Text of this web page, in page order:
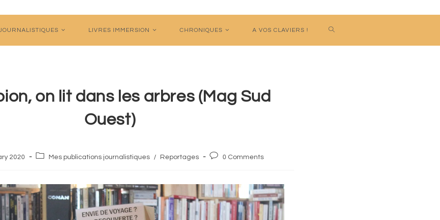
LIVRES IMMERSION CHRONIQUES A VOS CLAVIERS !
on lit dans les arbres (Mag Sud
Ouest)
2020
Post Mes publications journalistiques / Reportages
Post 0 Comments